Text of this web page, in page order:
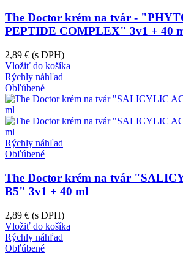
The Doctor krém na tvár -
PEPTIDE COMPLEX" 3v1 + 40
2,89 € (s DPH)
Vložiť do košíka
Rýchly náhľad
Obľúbené
Rýchly náhľad
Obľúbené
The Doctor krém na tvár
B5" 3v1 + 40 ml
2,89 € (s DPH)
Vložiť do košíka
Rýchly náhľad
Obľúbené